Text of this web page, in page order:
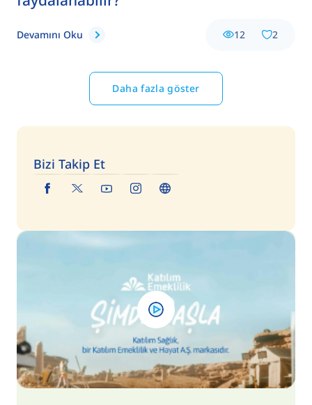
Devamını Oku 12 2
Daha fazla göster
Bizi Takip Et